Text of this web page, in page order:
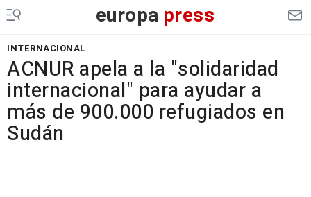
europa press
INTERNACIONAL
ACNUR apela a la "solidaridad
internacional" para ayudar a
más de 900.000 refugiados en
Sudán